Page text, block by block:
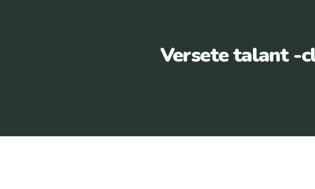
Versete talant -